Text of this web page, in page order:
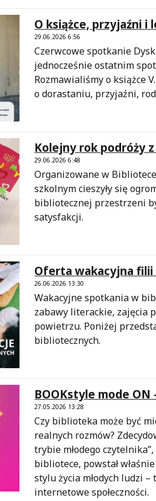
O książce, przyjaźni i
29.06.2026 6:56
Czerwcowe spotkanie
jednocześnie ostatnim
Rozmawialiśmy o książce
o dorastaniu, przyjaźni,
Kolejny rok podróży
29.06.2026 6:48
Organizowane w
szkolnym cieszyły się
bibliotecznej przestrzeni
satysfakcji.
Oferta wakacyjna
26.06.2026 13:30
Wakacyjne spotkania w
zabawy literackie, zajęcia
powietrzu. Poniżej
bibliotecznych.
BOOKstyle mode
27.05.2026 13:28
Czy biblioteka może być
realnych rozmów?
trybie młodego
bibliotece, powstał
stylu życia młodych ludzi
internetowe społeczności.